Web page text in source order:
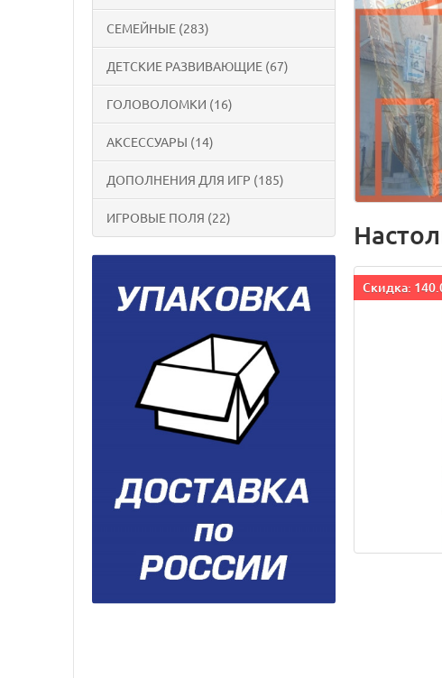
СЕМЕЙНЫЕ (283)
ДЕТСКИЕ РАЗВИВАЮЩИЕ (67)
ГОЛОВОЛОМКИ (16)
АКСЕССУАРЫ (14)
ДОПОЛНЕНИЯ ДЛЯ ИГР (185)
ИГРОВЫЕ ПОЛЯ (22)
Cкидка: